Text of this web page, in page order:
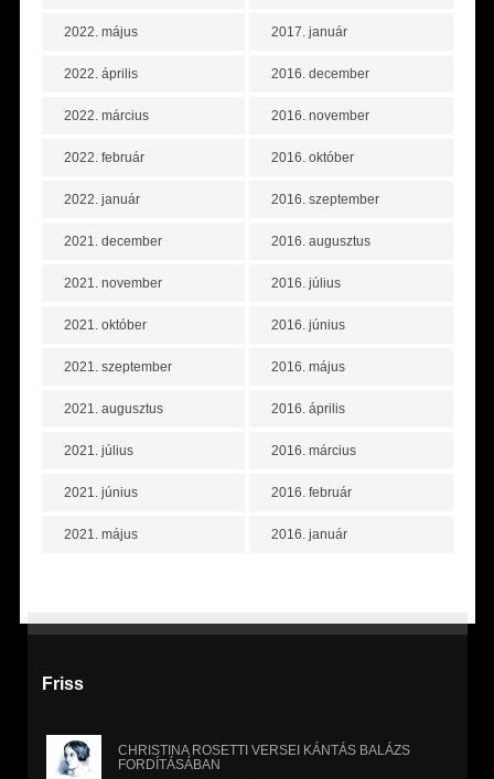
2022. május
2022. április
2022. március
2022. február
2022. január
2021. december
2021. november
2021. október
2021. szeptember
2021. augusztus
2021. július
2021. június
2021. május
2017. január
2016. december
2016. november
2016. október
2016. szeptember
2016. augusztus
2016. július
2016. június
2016. május
2016. április
2016. március
2016. február
2016. január
Friss
CHRISTINA ROSETTI VERSEI KÁNTÁS BALÁZS
FORDÍTÁSÁBAN